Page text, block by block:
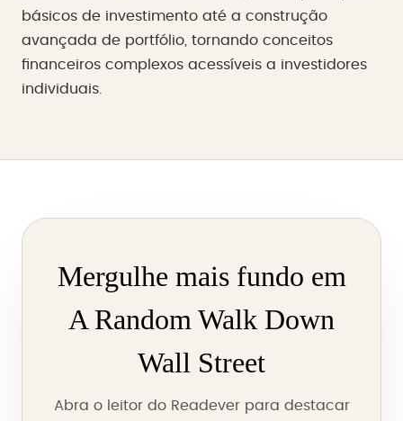
básicos de investimento até a construção
avançada de portfólio, tornando conceitos
financeiros complexos acessíveis a investidores
individuais.
Mergulhe mais fundo em
A Random Walk Down
Wall Street
Abra o leitor do Readever para destacar